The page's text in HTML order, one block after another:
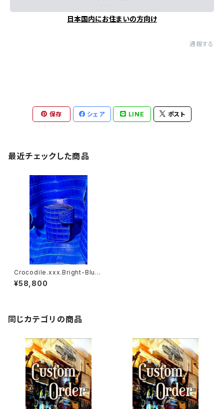
日本国内にお住まいの方向け
通報する
保存 シェア LINE ポスト
最近チェックした商品
Crocodile.xxx.Bright-Blue.
Edition// JACK.RIDE.SSW
¥58,800
同じカテゴリの商品